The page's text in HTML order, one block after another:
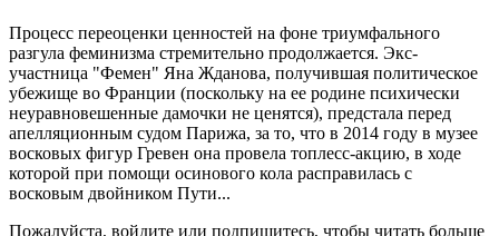
Процесс переоценки ценностей на фоне триумфального
разгула феминизма стремительно продолжается. Экс-
участница "Фемен" Яна Жданова, получившая политическое
убежище во Франции (поскольку на ее родине психически
неуравновешенные дамочки не ценятся), предстала перед
апелляционным судом Парижа, за то, что в 2014 году в музее
восковых фигур Гревен она провела топлесс-акцию, в ходе
которой при помощи осинового кола расправилась с
восковым двойником Пути...
Пожалуйста, войдите или подпишитесь, чтобы читать больше